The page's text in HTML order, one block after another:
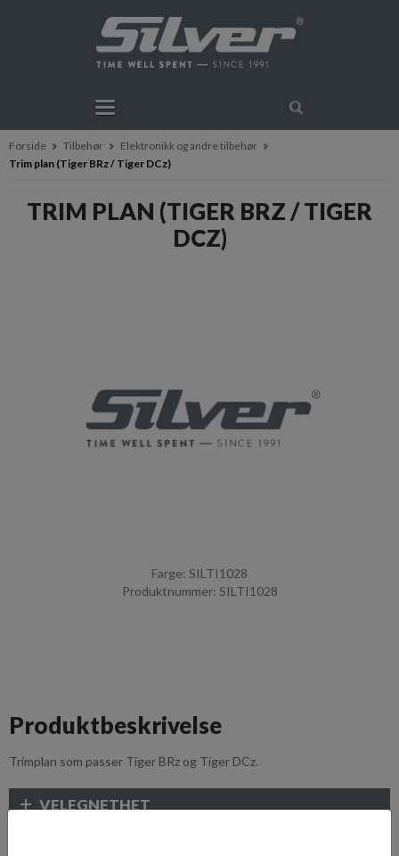
Forside Tilbehør
Elektronikk og andre tilbehør
Trim plan (Tiger BRz / Tiger DCz)
TRIM PLAN (TIGER BRZ / TIGER
DCZ)
Farge: SILTI1028
Produktnummer: SILTI1028
Produktbeskrivelse
Trimplan som passer Tiger BRz og Tiger DCz.
VELEGNETHET